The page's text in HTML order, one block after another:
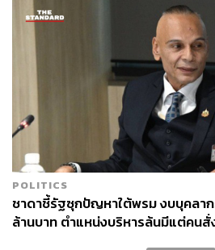
ABOUT THE
THE
กองบรรณาธิการ
POLITICS
ชาดาชี้รัฐซุกปัญหาใต้พรม งบบุคลา
ล้านบาท ตำแหน่งบริหารล้นมีแต่คนสั่